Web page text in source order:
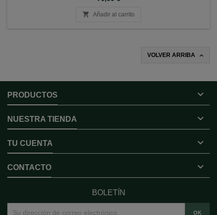
 Añadir al carrito
VOLVER ARRIBA 
PRODUCTOS 
NUESTRA TIENDA 
TU CUENTA 
CONTACTO 
BOLETÍN